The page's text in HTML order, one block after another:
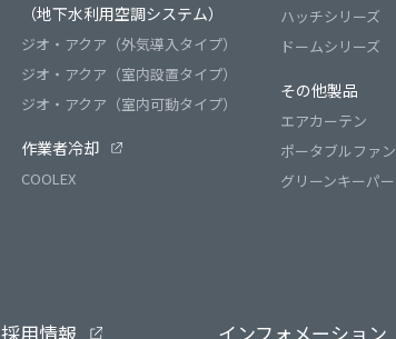
（地下水利用空調システム）
ジオ・アクア（外気導入タイプ）
ジオ・アクア（室内設置タイプ）
ジオ・アクア（室内可動タイプ）
作業者冷却
COOLEX
ハッチシリーズ
ドームシリーズ
その他製品
エアカーテン
ポータブルファン
グリーンキーパー
採用情報 インフォメーション